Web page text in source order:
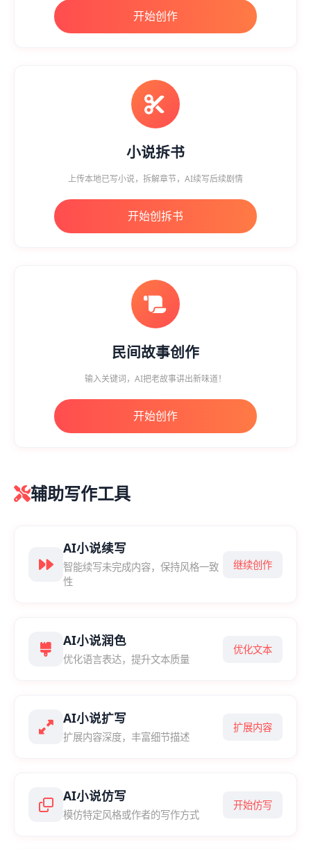
开始创作
小说拆书
上传本地已写小说，拆解章节，AI续写后续剧情
开始创拆书
民间故事创作
输入关键词，AI把老故事讲出新味道！
开始创作
辅助写作工具
AI小说续写
智能续写未完成内容，保持风格一致
性
继续创作
AI小说润色
优化语言表达，提升文本质量
优化文本
AI小说扩写
扩展内容深度，丰富细节描述
扩展内容
AI小说仿写
模仿特定风格或作者的写作方式
开始仿写